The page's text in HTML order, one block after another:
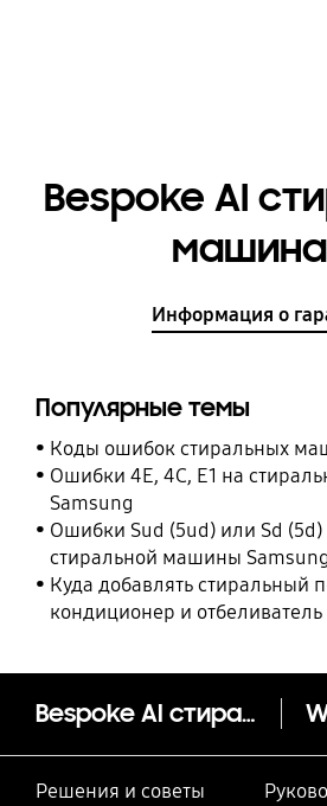
Bespoke AI
кг
Информация о
Популярные темы
Коды ошибок стиральных
Ошибки 4E, 4C, E1 на
Samsung
Ошибки Sud (5ud) или Sd (5d)
стиральной машины Samsung
Куда добавлять стиральный
кондиционер и отбеливатель
Bespoke AI стиральная машина с автодозировкой средства для стирки 11 кг
Решения и советы